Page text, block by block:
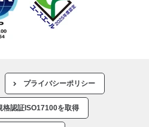
プライバシーポリシー
格認証ISO17100を取得